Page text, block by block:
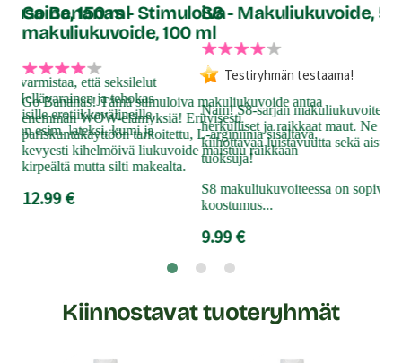
150 ml
varmistaa, että seksilelut
Hellävarainen ja tehokas
erotiikkavälineille,
esim. lateksi, kumi ja
Go Bananas - Stimuloiva
makuliukuvoide, 100 ml
Go Bananas! Tämä stimuloiva makuliukuvoide antaa
enemmän WOW-elämyksiä! Erityisesti
pariskuntakäyttöön tarkoitettu, L-arginiinia sisältävä,
kevyesti kihelmöivä liukuvoide maistuu raikkaan
kirpeältä mutta silti makealta.
12.99 €
S8 - Makuliukuvoide,
Testiryhmän testaama!
Nam! S8-sarjan
herkulliset ja raikkaat maut. Ne
kiihottavaa luistavuutta sekä
tuoksuja!
S8 makuliukuvoiteessa on sopivan
koostumus...
9.99 €
Kiinnostavat tuoteryhmät